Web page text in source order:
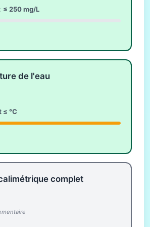
≤ 250 mg/L
de l'eau
≤ °C
complet